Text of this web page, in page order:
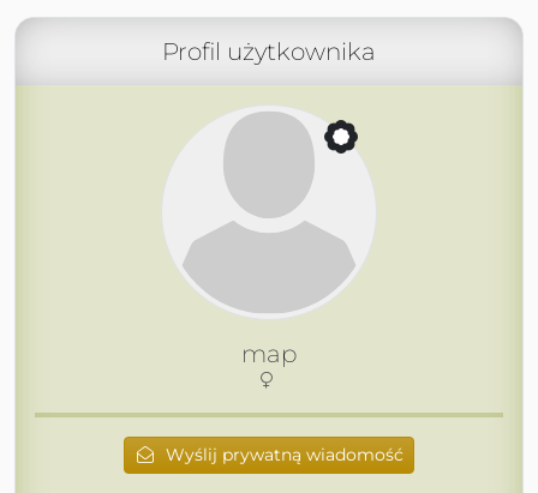
Profil użytkownika
map
Wyślij prywatną wiadomość